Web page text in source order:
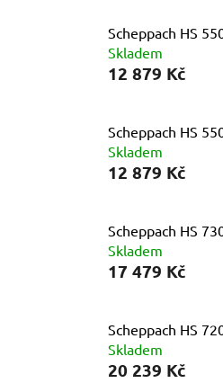
Scheppach HS
Skladem
12 879 Kč
Scheppach HS
Skladem
12 879 Kč
Scheppach HS
Skladem
17 479 Kč
Scheppach HS
Skladem
20 239 Kč